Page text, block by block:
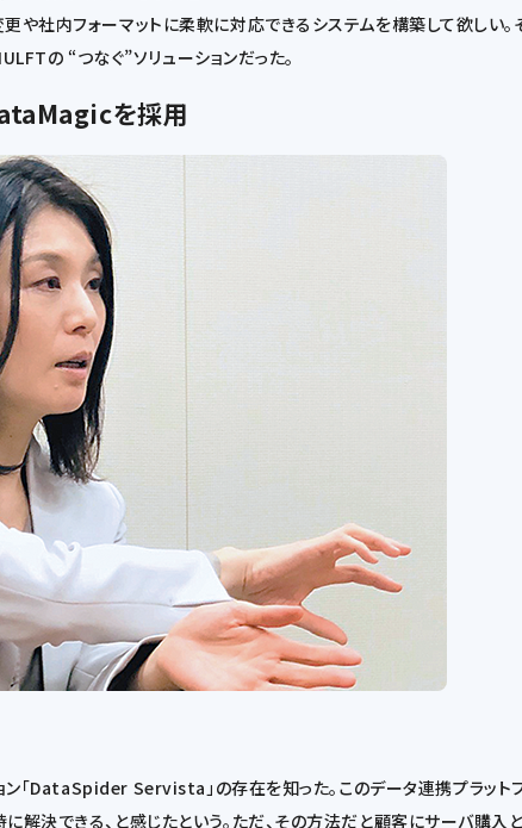
や社内フォーマットに柔軟に対応できるシステムを構築して欲しい
の “つなぐ”ソリューションだった。
を採用
「DataSpider Servista」の存在を知った。このデータ連携プラッ
解決できる、と感じたという。ただ、その方法だと顧客にサーバ購